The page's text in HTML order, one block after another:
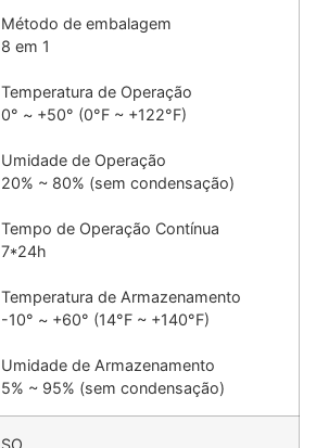
Método de embalagem
8 em 1
Temperatura de Operação
0° ~ +50° (0°F ~ +122°F)
Umidade de Operação
20% ~ 80% (sem condensação)
Tempo de Operação Contínua
7*24h
Temperatura de Armazenamento
-10° ~ +60° (14°F ~ +140°F)
Umidade de Armazenamento
5% ~ 95% (sem condensação)
SO